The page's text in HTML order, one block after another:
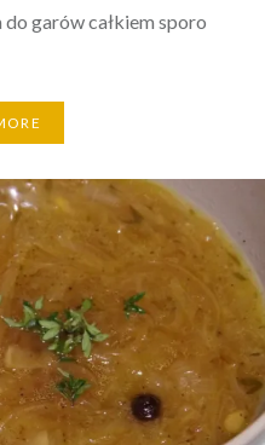
do garów całkiem sporo